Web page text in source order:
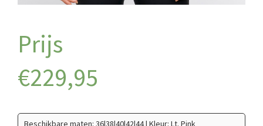
€229,95
Beschikbare maten: 36|38|40|42|44 | Kleur: Lt. Pink